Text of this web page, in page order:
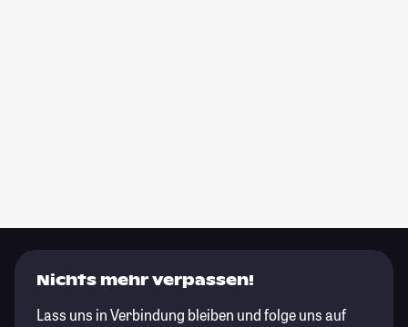
Nichts mehr verpassen!
Lass uns in Verbindung bleiben und folge uns auf